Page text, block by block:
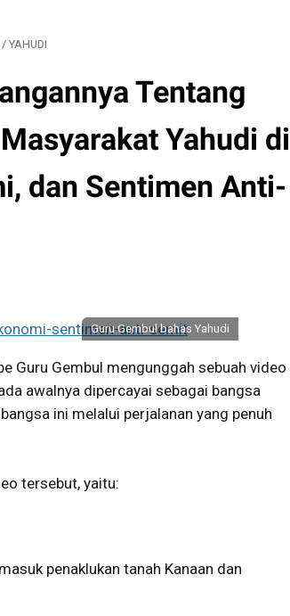
/ YAHUDI
Tentang
Yahudi di
dan Sentimen Anti-
Guru Gembul bahas Yahudi
Guru Gembul mengunggah sebuah video
awalnya dipercayai sebagai bangsa
ini melalui perjalanan yang penuh
tersebut, yaitu:
penaklukan tanah Kanaan dan